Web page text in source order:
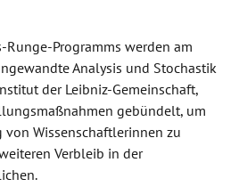
Runge-Programms werden am
Analysis und Stochastik
der Leibniz-Gemeinschaft,
gebündelt, um
Wissenschaftlerinnen zu
Verbleib in der